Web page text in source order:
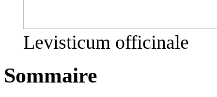
Levisticum officinale
Sommaire